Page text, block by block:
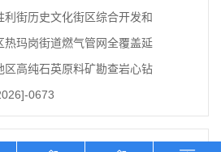
利街历史文化街区综合开发和
热玛岗街道燃气管网全覆盖延
区高纯石英原料矿勘查岩心钻
0673